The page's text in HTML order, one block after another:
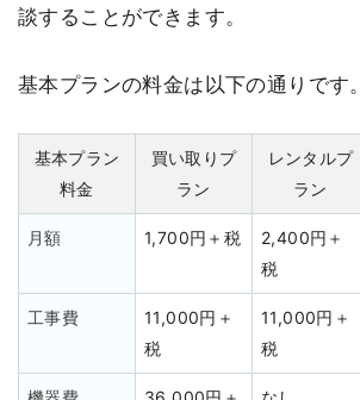
談することができます。
基本プランの料金は以下の通りです。
基本プラン
料金
買い取りプ
ラン
レンタルプ
ラン
月額 1,700円＋税
2,400円＋
税
工事費
11,000円＋
税
11,000円＋
税